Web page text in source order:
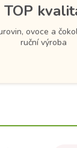
TOP
ovoce a
ruční výroba